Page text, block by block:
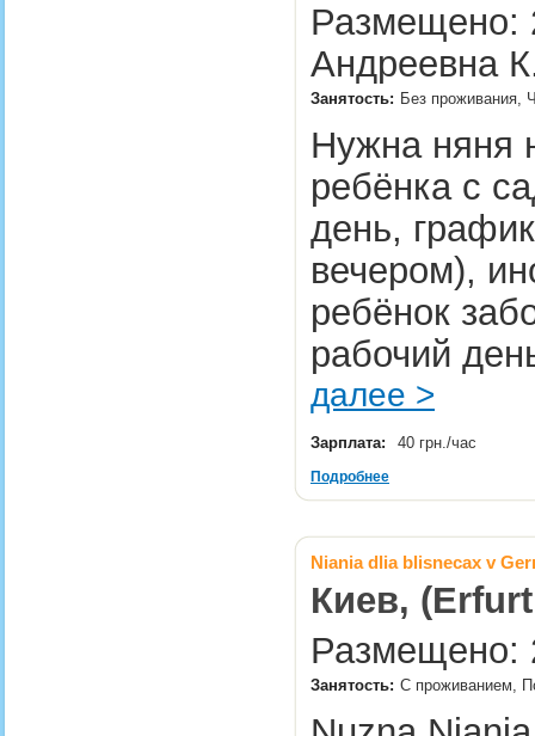
Размещено:
Андреевна
Занятость: Без проживания,
Нужна няня
ребёнка с
день,
вечером),
ребёнок
рабочий
далее >
Зарплата: 40 грн./час
Подробнее
Niania dlia blisnecax v
Киев,
Размещено:
Занятость: С проживанием,